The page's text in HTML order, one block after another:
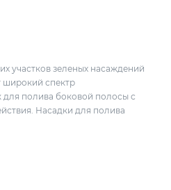
участков зеленых насаждений
широкий спектр
полива боковой полосы с
Насадки для полива